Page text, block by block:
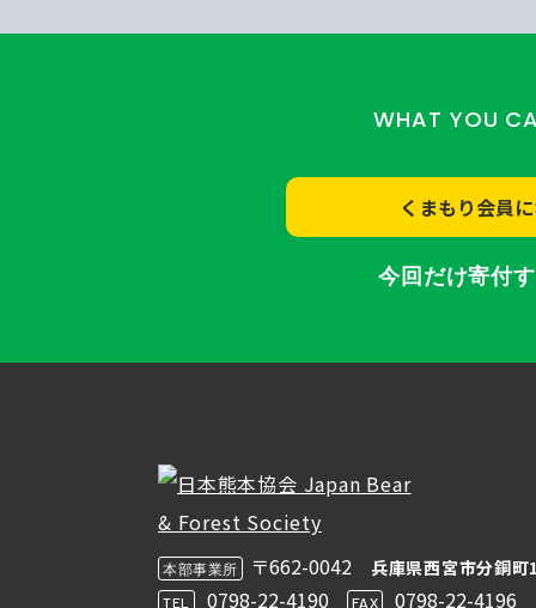
WHAT YOU
くまもり会員
今回だけ寄付
本部事業所 〒662-0042 兵庫県西宮市分銅
TEL 0798-22-4190 FAX 0798-22-4196